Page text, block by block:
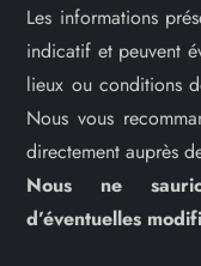
Les informations
indicatif et peuvent
lieux ou conditions
Nous vous
directement auprès
Nous ne
d’éventuelles